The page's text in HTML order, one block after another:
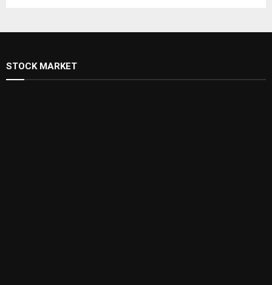
STOCK MARKET